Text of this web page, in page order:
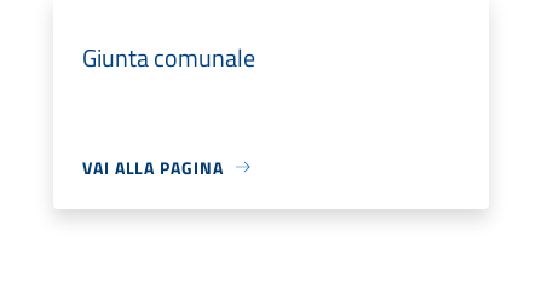
Giunta comunale
VAI ALLA PAGINA